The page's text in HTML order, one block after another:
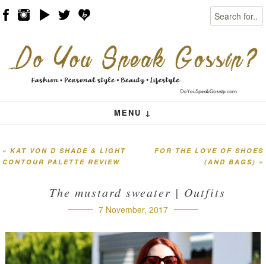
Search
MENU ↓
Menu
Skip to content
Post navigation
FOR THE LOVE OF SHOES
(AND BAGS) »
« KAT VON D SHADE & LIGHT
CONTOUR PALETTE REVIEW
The mustard sweater | Outfits
7 November, 2017